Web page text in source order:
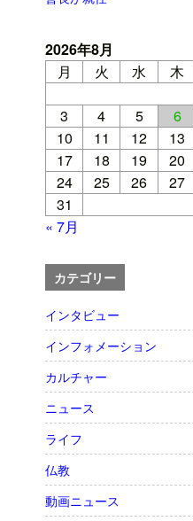
2026年8月
月
火 水 木
3
4 5 6
10
11 12 13
17
18 19 20
24
25 26 27
31
« 7月
カテゴリー
インタビュー
インフォメーション
カルチャー
ニュース
ライフ
仏教
動画ニュース